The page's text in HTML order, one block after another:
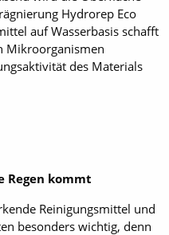
Hydrorep Eco
auf Wasserbasis schafft
Mikroorganismen
des Materials
Regen kommt
Reinigungsmittel und
besonders wichtig, denn